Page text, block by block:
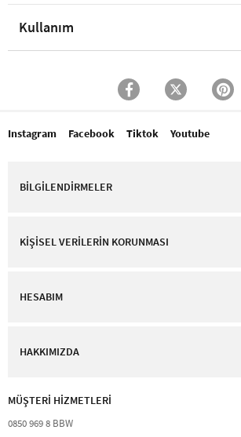
Kullanım
Instagram Facebook Tiktok Youtube
BİLGİLENDİRMELER
KİŞİSEL VERİLERİN KORUNMASI
HESABIM
HAKKIMIZDA
MÜŞTERİ HİZMETLERİ​
0850 969 8 BBW​